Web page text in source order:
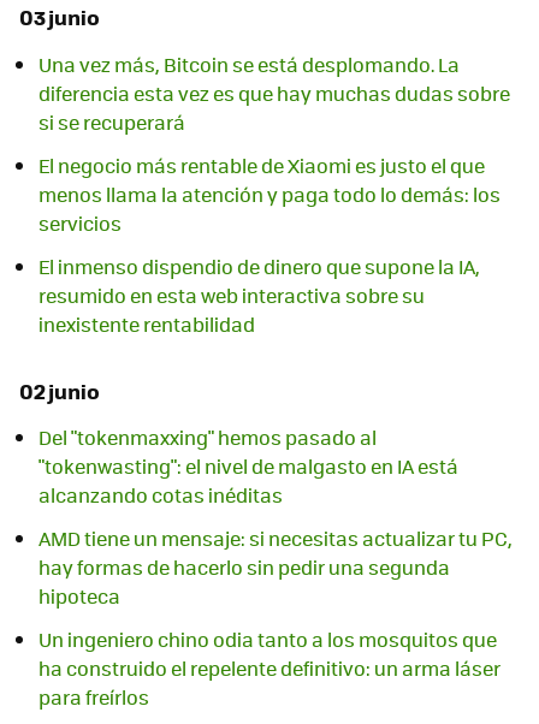
03 junio
Una vez más, Bitcoin se está desplomando. La
diferencia esta vez es que hay muchas dudas sobre
si se recuperará
El negocio más rentable de Xiaomi es justo el que
menos llama la atención y paga todo lo demás: los
servicios
El inmenso dispendio de dinero que supone la IA,
resumido en esta web interactiva sobre su
inexistente rentabilidad
02 junio
Del "tokenmaxxing" hemos pasado al
"tokenwasting": el nivel de malgasto en IA está
alcanzando cotas inéditas
AMD tiene un mensaje: si necesitas actualizar tu PC,
hay formas de hacerlo sin pedir una segunda
hipoteca
Un ingeniero chino odia tanto a los mosquitos que
ha construido el repelente definitivo: un arma láser
para freírlos